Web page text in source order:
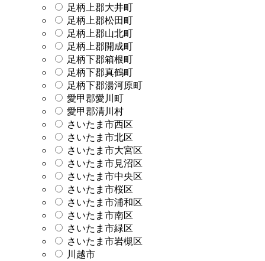
足柄上郡大井町
足柄上郡松田町
足柄上郡山北町
足柄上郡開成町
足柄下郡箱根町
足柄下郡真鶴町
足柄下郡湯河原町
愛甲郡愛川町
愛甲郡清川村
さいたま市西区
さいたま市北区
さいたま市大宮区
さいたま市見沼区
さいたま市中央区
さいたま市桜区
さいたま市浦和区
さいたま市南区
さいたま市緑区
さいたま市岩槻区
川越市